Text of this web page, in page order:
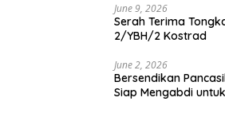
June 9, 2026
Serah Terima
2/YBH/2 Kostrad
June 2, 2026
Bersendikan
Siap Mengabdi